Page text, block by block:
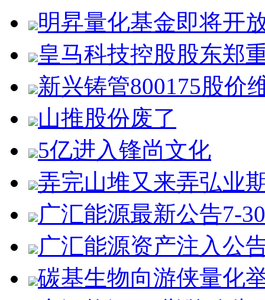
明昇量化基金即将开
皇马科技控股股东郑
新兴铸管800175股价
山推股份废了
5亿进入锋尚文化
弄完山堆又来弄弘业
广汇能源最新公告7-30
广汇能源资产注入公
碳基生物向游侠量化